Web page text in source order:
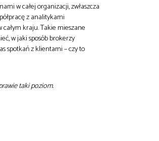
w całej organizacji, zwłaszcza
z analitykami
kraju. Takie mieszane
w jaki sposób brokerzy
spotkań z klientami – czy to
taki poziom.